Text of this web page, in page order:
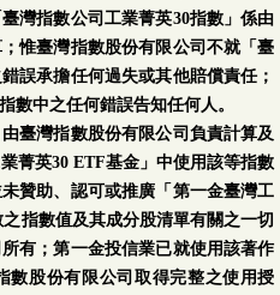
灣指數公司工業菁英30指數」係由
惟臺灣指數股份有限公司不就「臺
誤承擔任何過失或其他賠償責任；
數中之任何錯誤告知任何人。
臺灣指數股份有限公司負責計算及
菁英30 ETF基金」中使用該等指數
贊助、認可或推廣「第一金臺灣工
指數值及其成分股清單有關之一切
有；第一金投信業已就使用該著作
數股份有限公司取得完整之使用授